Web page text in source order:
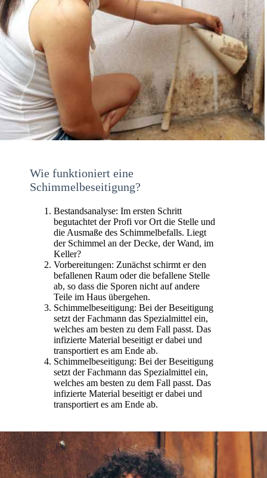
Wie funktioniert eine
Schimmelbeseitigung?
Bestandsanalyse: Im ersten Schritt
begutachtet der Profi vor Ort die Stelle und
die Ausmaße des Schimmelbefalls. Liegt
der Schimmel an der Decke, der Wand, im
Keller?
Vorbereitungen: Zunächst schirmt er den
befallenen Raum oder die befallene Stelle
ab, so dass die Sporen nicht auf andere
Teile im Haus übergehen.
Schimmelbeseitigung: Bei der Beseitigung
setzt der Fachmann das Spezialmittel ein,
welches am besten zu dem Fall passt. Das
infizierte Material beseitigt er dabei und
transportiert es am Ende ab.
Schimmelbeseitigung: Bei der Beseitigung
setzt der Fachmann das Spezialmittel ein,
welches am besten zu dem Fall passt. Das
infizierte Material beseitigt er dabei und
transportiert es am Ende ab.